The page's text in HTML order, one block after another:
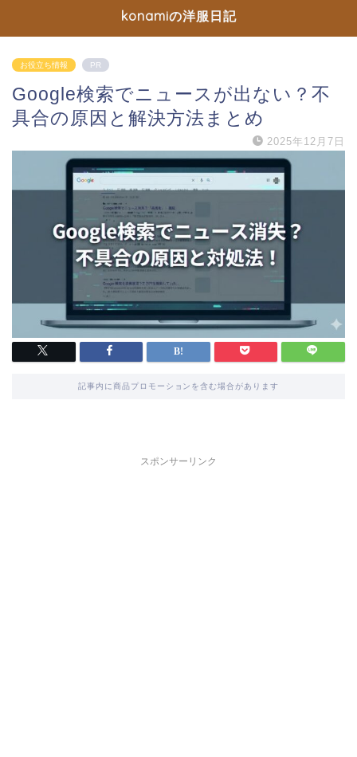
konamiの洋服日記
お役立ち情報 PR
Google検索でニュースが出ない？不
具合の原因と解決方法まとめ
2025年12月7日
記事内に商品プロモーションを含む場合があります
スポンサーリンク